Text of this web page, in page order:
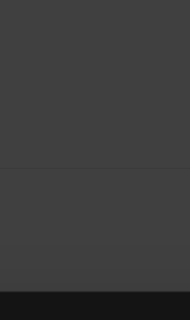
unter fairen